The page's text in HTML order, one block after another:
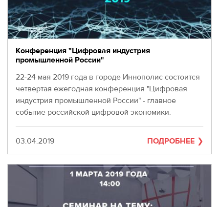
Конференция "Цифровая индустрия
промышленной России"
22-24 мая 2019 года в городе Иннополис состоится
четвертая ежегодная конференция "Цифровая
индустрия промышленной России" - главное
событие российской цифровой экономики.
Дата
03.04.2019 ПОДРОБНЕЕ